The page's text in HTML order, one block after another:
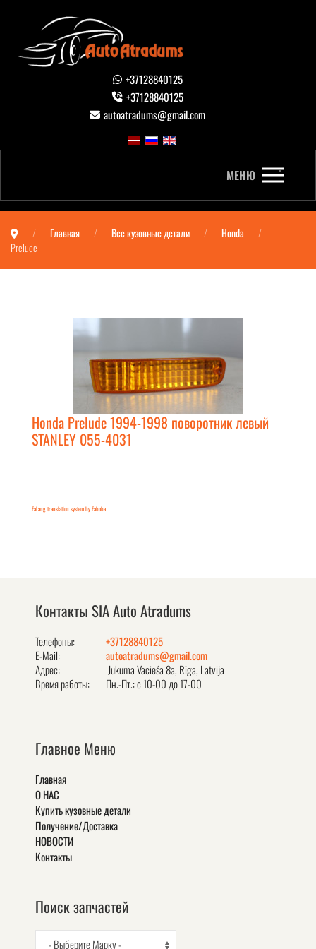
+37128840125
+37128840125
autoatradums@gmail.com
МЕНЮ
Главная Все кузовные детали
Honda
Prelude
Honda Prelude 1994-1998 поворотник левый
STANLEY 055-4031
FaLang translation system by Faboba
Контакты SIA Auto Atradums
Телефоны:
+37128840125
E-Mail:
autoatradums@gmail.com
Адрес:
Jukuma Vacieša 8a, Rīga, Latvija
Время работы:
Пн.-Пт.: с 10-00 до 17-00
Главное Меню
Главная
О НАС
Купить кузовные детали
Получение/Доставка
НОВОСТИ
Контакты
Поиск запчастей
- Выберите Марку -